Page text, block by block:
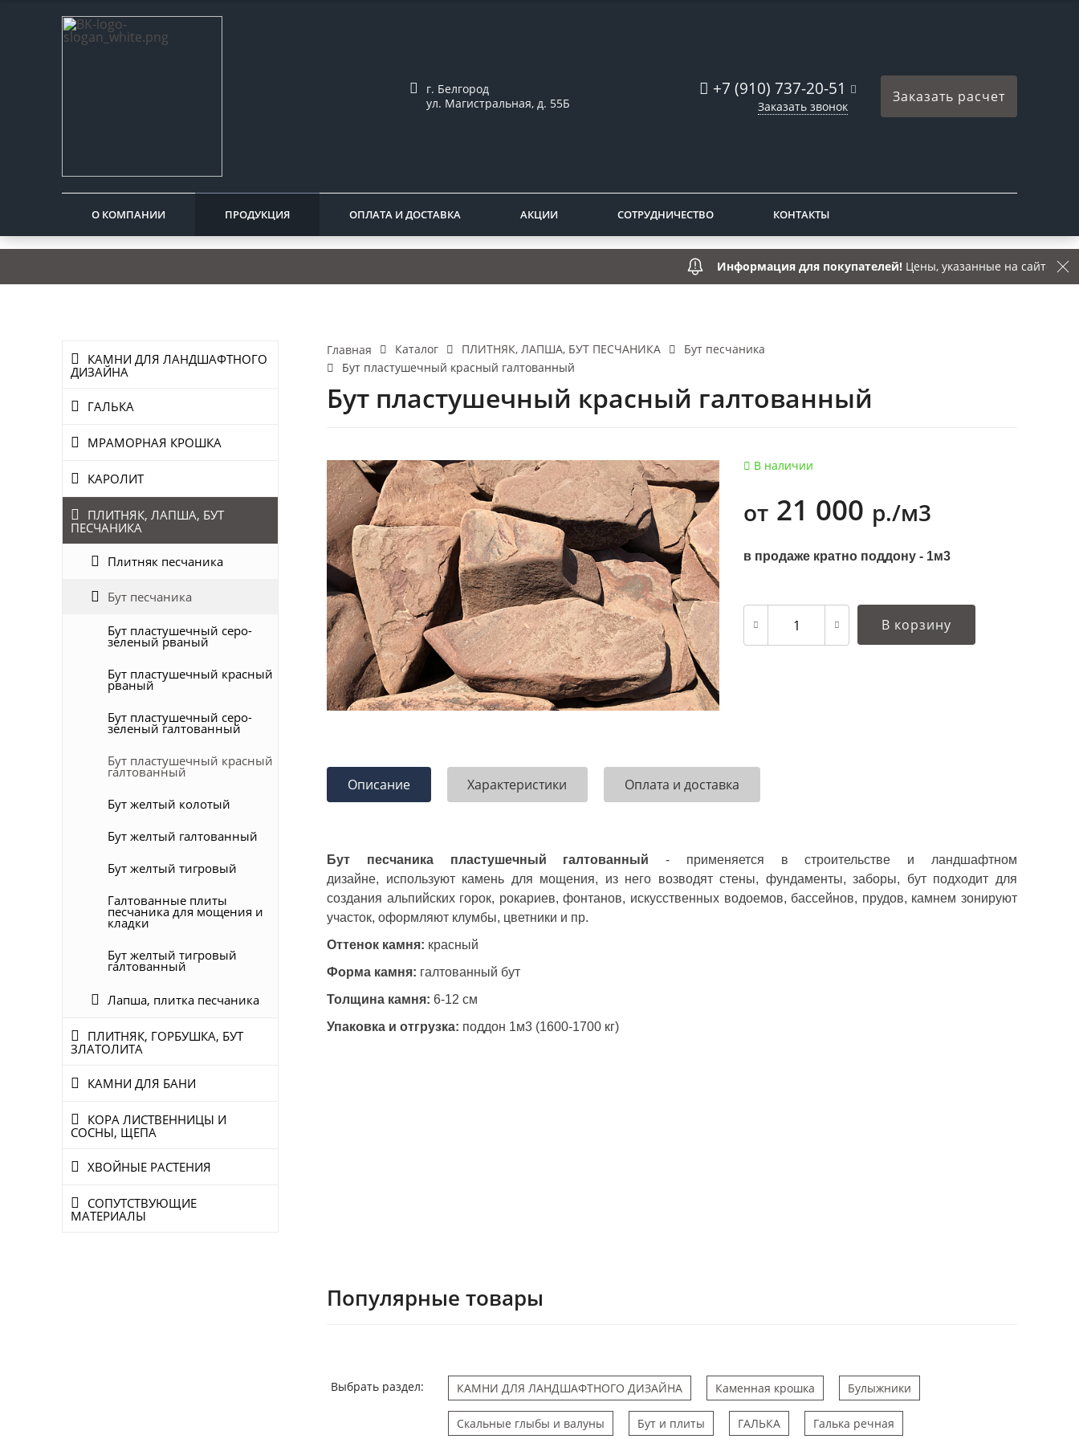
г. Белгород
ул. Магистральная, д. 55Б
+7 (910) 737-20-51
Заказать звонок
Заказать расчет
О КОМПАНИИ ПРОДУКЦИЯ ОПЛАТА И ДОСТАВКА АКЦИИ СОТРУДНИЧЕСТВО КОНТАКТЫ
Информация для покупателей!Цены, указанные на сайте, носят
КАМНИ ДЛЯ ЛАНДШАФТНОГО
ДИЗАЙНА
ГАЛЬКА
МРАМОРНАЯ КРОШКА
КАРОЛИТ
ПЛИТНЯК, ЛАПША, БУТ
ПЕСЧАНИКА
Плитняк песчаника
Бут песчаника
Бут пластушечный серо-
зеленый рваный
Бут пластушечный красный
рваный
Бут пластушечный серо-
зеленый галтованный
Бут пластушечный красный
галтованный
Бут желтый колотый
Бут желтый галтованный
Бут желтый тигровый
Галтованные плиты
песчаника для мощения и
кладки
Бут желтый тигровый
галтованный
Лапша, плитка песчаника
ПЛИТНЯК, ГОРБУШКА, БУТ
ЗЛАТОЛИТА
КАМНИ ДЛЯ БАНИ
КОРА ЛИСТВЕННИЦЫ И
СОСНЫ, ЩЕПА
ХВОЙНЫЕ РАСТЕНИЯ
СОПУТСТВУЮЩИЕ
МАТЕРИАЛЫ
Главная Каталог ПЛИТНЯК, ЛАПША, БУТ ПЕСЧАНИКА
Бут песчаника
Бут пластушечный красный галтованный
Бут пластушечный красный галтованный
В наличии
от 21 000 р./м3
в продаже кратно поддону - 1м3
В корзину
Описание Характеристики Оплата и доставка
Бут песчаника пластушечный галтованный - применяется в строительстве и ландшафтном
дизайне, используют камень для мощения, из него возводят стены, фундаменты, заборы, бут подходит для
создания альпийских горок, рокариев, фонтанов, искусственных водоемов, бассейнов, прудов, камнем зонируют
участок, оформляют клумбы, цветники и пр.
Оттенок камня: красный
Форма камня: галтованный бут
Толщина камня: 6-12 см
Упаковка и отгрузка: поддон 1м3 (1600-1700 кг)
Популярные товары
Выбрать раздел: КАМНИ ДЛЯ ЛАНДШАФТНОГО ДИЗАЙНА Каменная крошка Булыжники
Скальные глыбы и валуны Бут и плиты ГАЛЬКА Галька речная